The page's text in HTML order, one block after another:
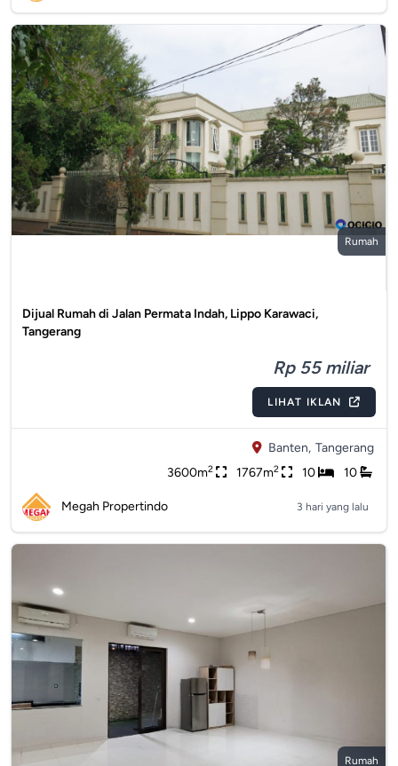
Rumah
Dijual Rumah di Jalan Permata Indah, Lippo Karawaci,
Tangerang
Rp 55 miliar
LIHAT IKLAN
Banten, Tangerang
3600m2 1767m2 10 10
Megah Propertindo 3 hari yang lalu
Rumah